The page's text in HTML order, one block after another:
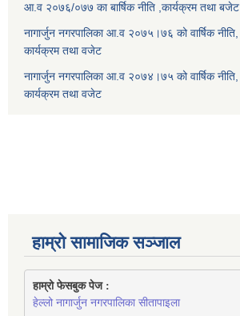
आ.व २०७६/०७७ का बार्षिक नीति ,कार्यक्रम तथा बजेट
नागार्जुन नगरपालिका आ.व २०७५।७६ को वार्षिक नीति,
कार्यक्रम तथा वजेट
नागार्जुन नगरपालिका आ.व २०७४।७५ को वार्षिक नीति,
कार्यक्रम तथा वजेट
हाम्रो सामाजिक सञ्जाल
हाम्रो फेसबुक पेज :
हेल्लो नागार्जुन नगरपालिका सीतापाइला